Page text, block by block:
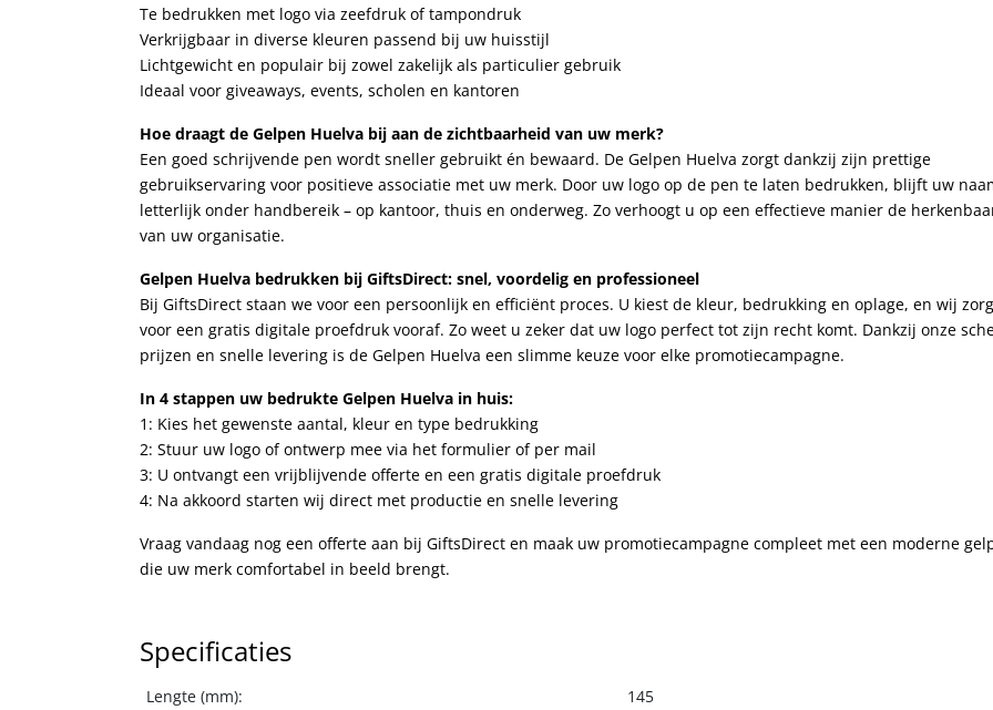
Te bedrukken met logo via zeefdruk of tampondruk
Verkrijgbaar in diverse kleuren passend bij uw huisstijl
Lichtgewicht en populair bij zowel zakelijk als particulier gebruik
Ideaal voor giveaways, events, scholen en kantoren
Hoe draagt de Gelpen Huelva bij aan de zichtbaarheid van uw merk?
Een goed schrijvende pen wordt sneller gebruikt én bewaard. De Gelpen Huelva zorgt dankzij zijn prettige
gebruikservaring voor positieve associatie met uw merk. Door uw logo op de pen te laten bedrukken, blijft uw
letterlijk onder handbereik – op kantoor, thuis en onderweg. Zo verhoogt u op een effectieve manier de
van uw organisatie.
Gelpen Huelva bedrukken bij GiftsDirect: snel, voordelig en professioneel
Bij GiftsDirect staan we voor een persoonlijk en efficiënt proces. U kiest de kleur, bedrukking en oplage, en wij
voor een gratis digitale proefdruk vooraf. Zo weet u zeker dat uw logo perfect tot zijn recht komt. Dankzij onze
prijzen en snelle levering is de Gelpen Huelva een slimme keuze voor elke promotiecampagne.
In 4 stappen uw bedrukte Gelpen Huelva in huis:
1: Kies het gewenste aantal, kleur en type bedrukking
2: Stuur uw logo of ontwerp mee via het formulier of per mail
3: U ontvangt een vrijblijvende offerte en een gratis digitale proefdruk
4: Na akkoord starten wij direct met productie en snelle levering
Vraag vandaag nog een offerte aan bij GiftsDirect en maak uw promotiecampagne compleet met een moderne
die uw merk comfortabel in beeld brengt.
Specificaties
Lengte (mm):
145